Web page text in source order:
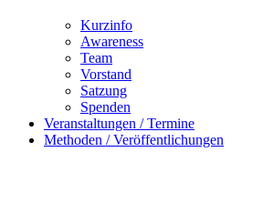
Kurzinfo
Awareness
Team
Vorstand
Satzung
Spenden
Veranstaltungen / Termine
Methoden / Veröffentlichungen